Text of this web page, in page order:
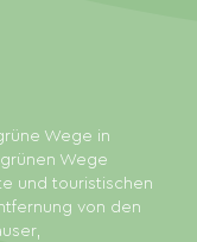
Wege in
Wege
und touristischen
von den